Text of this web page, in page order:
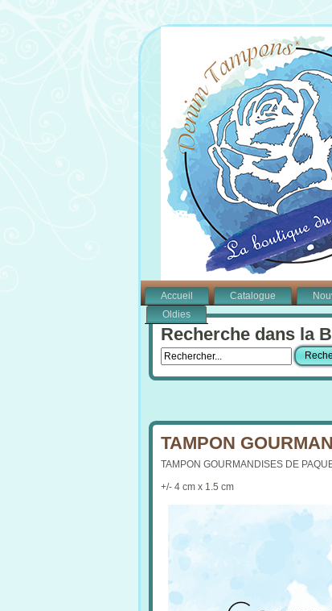
Accueil Catalogue
Oldies
Recherche dans la
TAMPON
TAMPON GOURMANDISES DE
+/- 4 cm x 1.5 cm